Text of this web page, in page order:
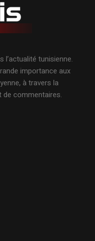
l’actualité tunisienne.
importance aux
à travers la
de commentaires.